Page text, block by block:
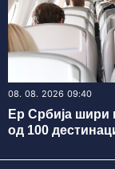
08. 08. 2026 09:40
Ер Србија шири
од 100